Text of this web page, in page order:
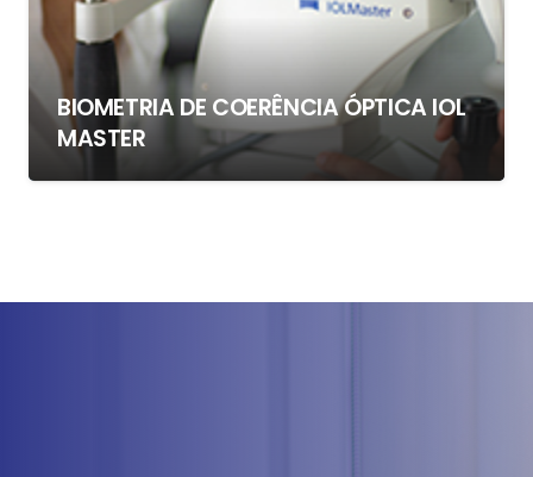
BIOMETRIA DE COERÊNCIA ÓPTICA IOL
MASTER